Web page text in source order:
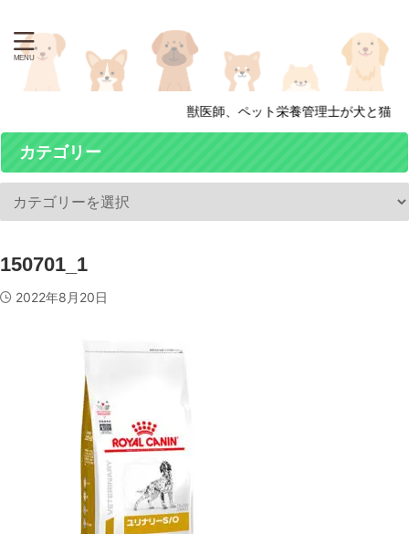
獣医師、ペット栄養管理士が犬と猫の
カテゴリー
150701_1
2022年8月20日